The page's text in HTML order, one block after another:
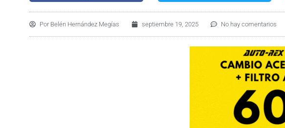
Por Belén Hernández Megías septiembre 19, 2025 No hay comentarios